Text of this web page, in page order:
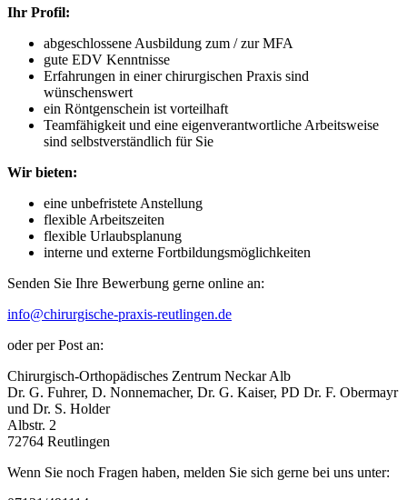
Ihr Profil:
abgeschlossene Ausbildung zum / zur MFA
gute EDV Kenntnisse
Erfahrungen in einer chirurgischen Praxis sind
wünschenswert
ein Röntgenschein ist vorteilhaft
Teamfähigkeit und eine eigenverantwortliche Arbeitsweise
sind selbstverständlich für Sie
Wir bieten:
eine unbefristete Anstellung
flexible Arbeitszeiten
flexible Urlaubsplanung
interne und externe Fortbildungsmöglichkeiten
Senden Sie Ihre Bewerbung gerne online an:
info@chirurgische-praxis-reutlingen.de
oder per Post an:
Chirurgisch-Orthopädisches Zentrum Neckar Alb
Dr. G. Fuhrer, D. Nonnemacher, Dr. G. Kaiser, PD Dr. F. Obermayr
und Dr. S. Holder
Albstr. 2
72764 Reutlingen
Wenn Sie noch Fragen haben, melden Sie sich gerne bei uns unter: